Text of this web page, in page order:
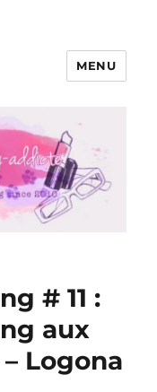
addicte
MENU
# 11 :
aux
Logona